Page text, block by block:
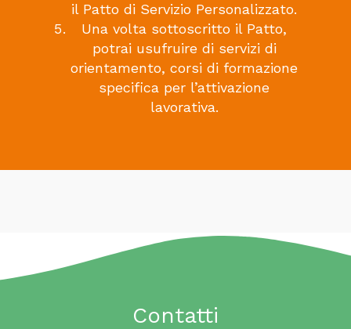
il Patto di Servizio Personalizzato.
Una volta sottoscritto il Patto,
potrai usufruire di servizi di
orientamento, corsi di formazione
specifica per l’attivazione
lavorativa.
Contatti